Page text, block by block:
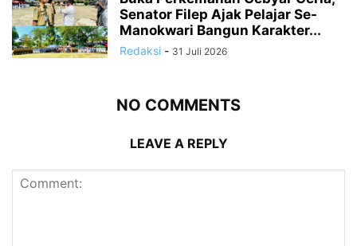
Senator Filep Ajak Pelajar Se-
Manokwari Bangun Karakter...
Redaksi - 31 Juli 2026
NO COMMENTS
LEAVE A REPLY